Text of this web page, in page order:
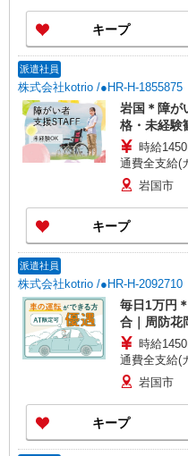
キープ
派遣社員
株式会社kotrio /●HR-H-1855875
岩国＊障が
格・未経験
時給
通費全支給(
岩国市
キープ
派遣社員
株式会社kotrio /●HR-H-2092710
毎日1万円
合｜周防花
時給
通費全支給(
岩国市
キープ